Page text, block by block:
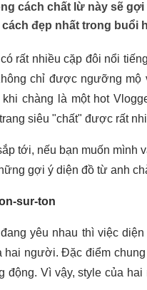
cách chất lừ này sẽ
đẹp nhất trong buổi
rất nhiều cặp đôi nổi
chỉ được ngưỡng
chàng là một hot
siêu "chất" được rất
tới, nếu bạn muốn mình
gợi ý diện đồ từ anh
sur-ton
yêu nhau thì việc
hai người. Đặc điểm
động. Vì vậy, style của